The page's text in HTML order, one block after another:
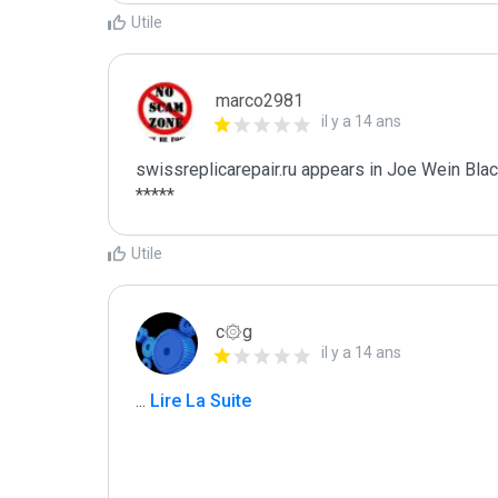
Utile
marco2981
il y a 14 ans
swissreplicarepair.ru appears in Joe Wein
*****
Utile
c۞g
il y a 14 ans
... Lire La Suite